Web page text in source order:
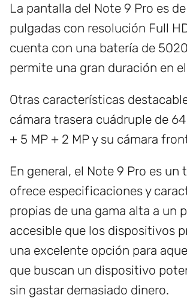
La pantalla del Note 9 Pro es
pulgadas con resolución Full
cuenta con una batería de
permite una gran duración en
Otras características
cámara trasera cuádruple de
+ 5 MP + 2 MP y su cámara
En general, el Note 9 Pro es un
ofrece especificaciones y
propias de una gama alta a un
accesible que los dispositivos
una excelente opción para
que buscan un dispositivo
sin gastar demasiado dinero.